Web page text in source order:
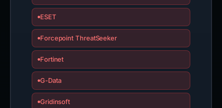
ESET
Forcepoint ThreatSeeker
Fortinet
G-Data
Gridinsoft